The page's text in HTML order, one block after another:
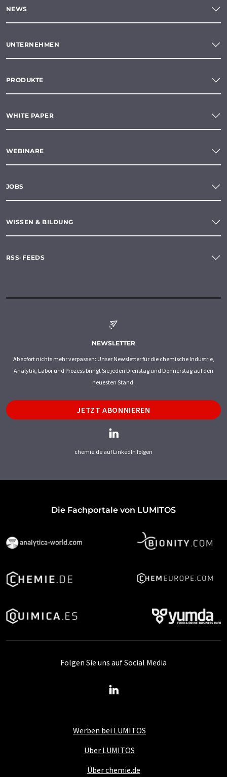
NEWS
UNTERNEHMEN
PRODUKTE
WHITE PAPER
WEBINARE
JOBS
WISSEN & BILDUNG
RSS-FEEDS
NEWSLETTER
Ab sofort nichts mehr verpassen: Unser Newsletter für die chemische Industrie,
Analytik, Labor und Prozess bringt Sie jeden Dienstag und Donnerstag auf den
neuesten Stand.
JETZT ABONNIEREN
chemie.de auf LinkedIn folgen
Die Fachportale von LUMITOS
Werben bei LUMITOS
Über LUMITOS
Über chemie.de
Folgen Sie uns auf Social Media